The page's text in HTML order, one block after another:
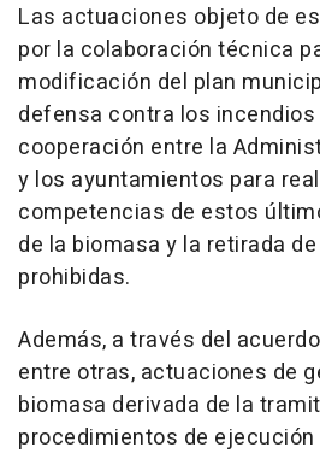
Las actuaciones objeto de
por la colaboración técnica
modificación del plan
defensa contra los
cooperación entre la
y los ayuntamientos para
competencias de estos
de la biomasa y la retirada
prohibidas.
Además, a través del
entre otras, actuaciones de
biomasa derivada de la
procedimientos de